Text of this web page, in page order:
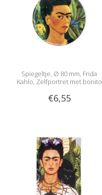
Spiegeltje, Ø 80 mm, Frida
Kahlo, Zelfportret met bonito
€6,55